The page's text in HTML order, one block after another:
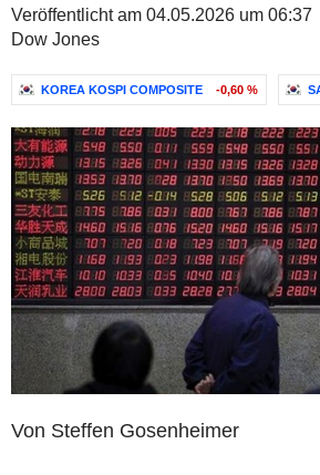
Veröffentlicht am 04.05.2026 um 06:37
Dow Jones
KOREA KOSPI COMPOSITE -0,60 %
Von Steffen Gosenheimer